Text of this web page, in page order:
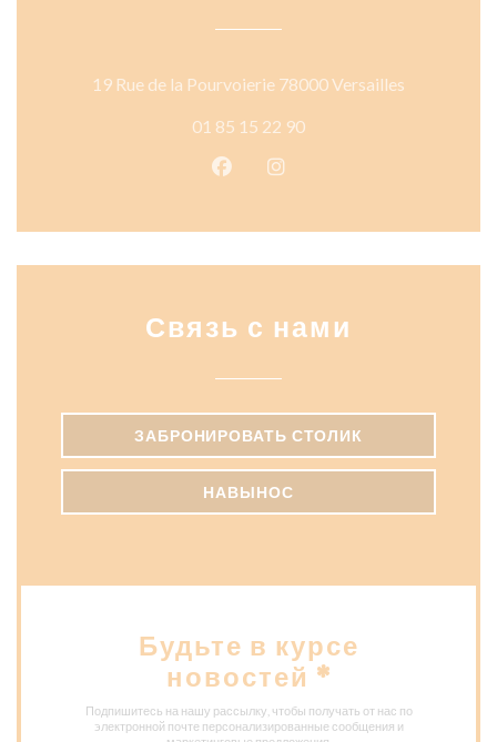
19 Rue de la Pourvoierie 78000 Versailles
01 85 15 22 90
Facebook ((открывается в
Instagram
Связь с нами
ЗАБРОНИРОВАТЬ СТОЛИК
НАВЫНОС
Будьте в курсе
новостей *
Подпишитесь на нашу рассылку, чтобы получать от нас по
электронной почте персонализированные сообщения и